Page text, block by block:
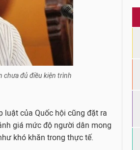
chưa đủ điều kiện trình
luật của Quốc hội cũng đặt ra
giá mức độ người dân mong
khó khăn trong thực tế.